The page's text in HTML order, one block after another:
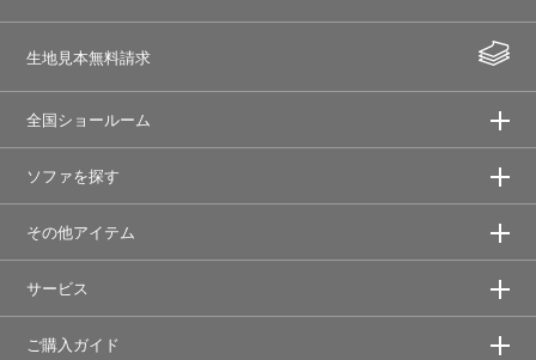
生地見本無料請求
全国ショールーム
ソファを探す
その他アイテム
サービス
ご購入ガイド